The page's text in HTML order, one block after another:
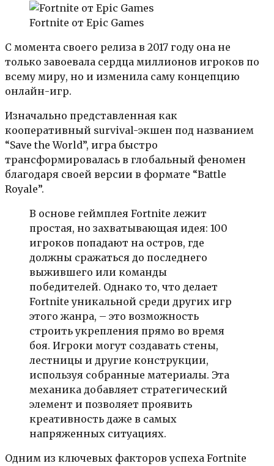
Fortnite от Epic Games
С момента своего релиза в 2017 году она не
только завоевала сердца миллионов игроков по
всему миру, но и изменила саму концепцию
онлайн-игр.
Изначально представленная как
кооперативный survival-экшен под названием
“Save the World”, игра быстро
трансформировалась в глобальный феномен
благодаря своей версии в формате “Battle
Royale”.
В основе геймплея Fortnite лежит
простая, но захватывающая идея: 100
игроков попадают на остров, где
должны сражаться до последнего
выжившего или команды
победителей. Однако то, что делает
Fortnite уникальной среди других игр
этого жанра, – это возможность
строить укрепления прямо во время
боя. Игроки могут создавать стены,
лестницы и другие конструкции,
используя собранные материалы. Эта
механика добавляет стратегический
элемент и позволяет проявить
креативность даже в самых
напряженных ситуациях.
Одним из ключевых факторов успеха Fortnite